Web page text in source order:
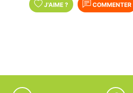
J'AIME ? COMMENTER